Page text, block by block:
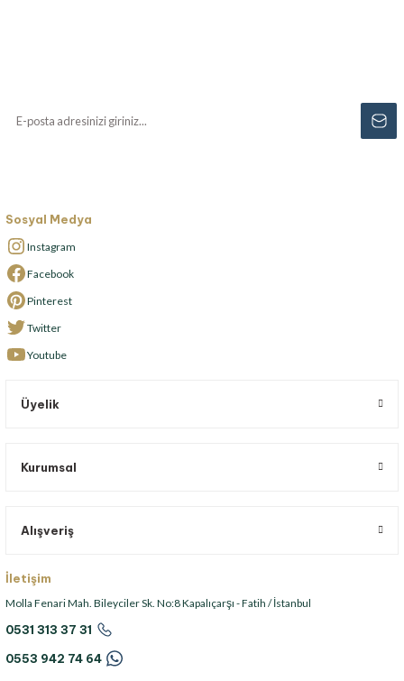
Sosyal Medya
Instagram
Facebook
Pinterest
Twitter
Youtube
Üyelik
Kurumsal
Alışveriş
İletişim
Molla Fenari Mah. Bileyciler Sk. No:8 Kapalıçarşı - Fatih / İstanbul
0531 313 37 31
0553 942 74 64